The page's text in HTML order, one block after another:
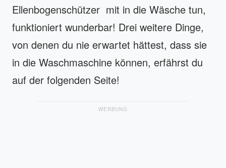
Ellenbogenschützer mit in die Wäsche tun,
funktioniert wunderbar! Drei weitere Dinge,
von denen du nie erwartet hättest, dass sie
in die Waschmaschine können, erfährst du
auf der folgenden Seite!
WERBUNG